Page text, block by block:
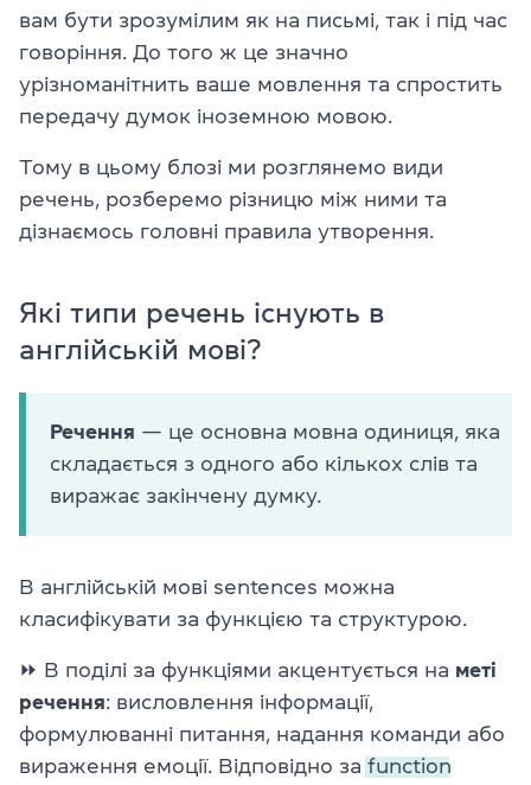
вам бути зрозумілим як на письмі, так і під час
говоріння. До того ж це значно
урізноманітнить ваше мовлення та спростить
передачу думок іноземною мовою.
Тому в цьому блозі ми розглянемо види
речень, розберемо різницю між ними та
дізнаємось головні правила утворення.
Які типи речень існують в
англійській мові?
Речення — це основна мовна одиниця, яка
складається з одного або кількох слів та
виражає закінчену думку.
В англійській мові sentences можна
класифікувати за функцією та структурою.
⏩ В поділі за функціями акцентується на меті
речення: висловлення інформації,
формулюванні питання, надання команди або
вираження емоції. Відповідно за function